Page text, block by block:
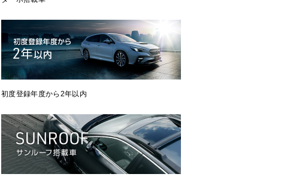
初度登録年度から2年以内